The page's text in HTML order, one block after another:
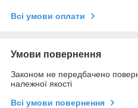
Всі умови оплати
Умови повернення
Законом не передбачено
належної якості
Всі умови повернення